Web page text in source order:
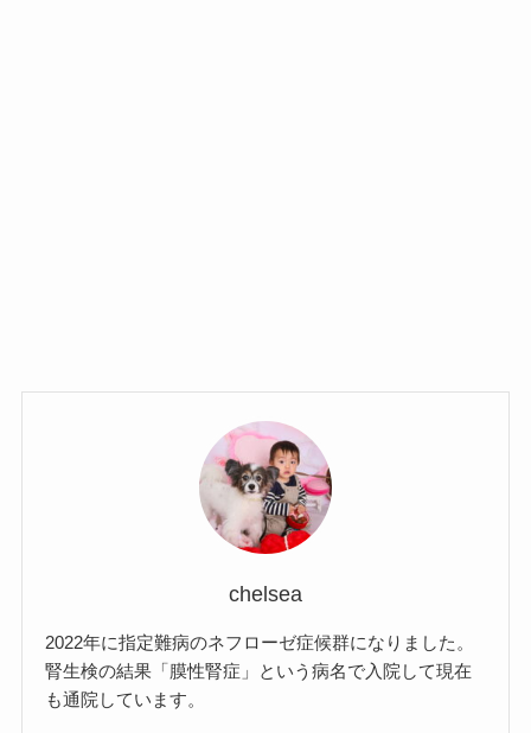
chelsea
2022年に指定難病のネフローゼ症候群になりました。
腎生検の結果「膜性腎症」という病名で入院して現在
も通院しています。